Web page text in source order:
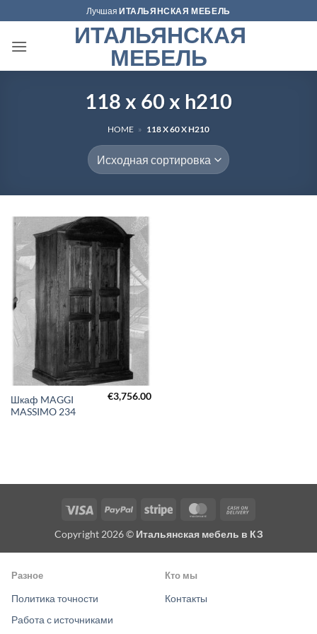
to
content
ЛучшаяИТАЛЬЯНСКАЯ МЕБЕЛЬ
ИТАЛЬЯНСКАЯ
МЕБЕЛЬ
118 x 60 x h210
HOME » 118 X 60 X H210
Шкаф MAGGI
MASSIMO 234
€3,756.00
Visa PayPal Stripe MasterCard
Delivery
Copyright 2026 © Итальянская мебель в КЗ
Разное
Политика точности
Работа с источниками
Кто мы
Контакты